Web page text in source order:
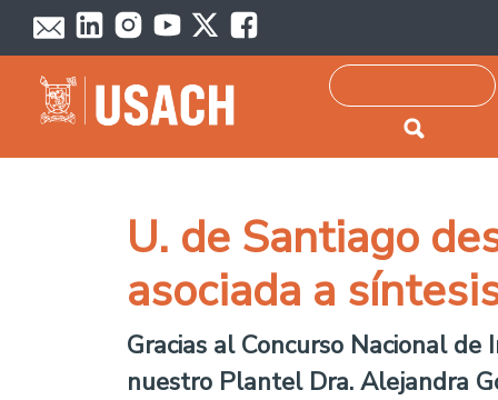
Passar para o conteúdo principal
Pesquisar
U. de Santiago
asociada a
Gracias al Concurso Nacional
nuestro Plantel Dra. Alejandra